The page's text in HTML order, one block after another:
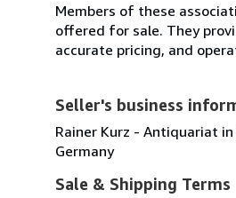
Members of these
offered for sale. They
accurate pricing, and
Seller's business
Rainer Kurz - Antiquariat
Germany
Sale & Shipping Terms